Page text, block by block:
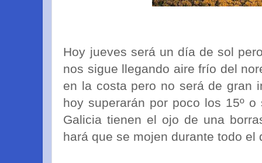
Hoy jueves será un día de sol
nos sigue llegando aire frío del
en la costa pero no será de gran
hoy superarán por poco los 15º
Galicia tienen el ojo de una
hará que se mojen durante todo el